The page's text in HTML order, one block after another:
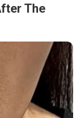
The